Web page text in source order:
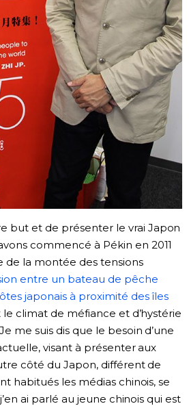
but et de présenter le vrai Japon
commencé à Pékin en 2011
la montée des tensions
entre un bateau de pêche
japonais à proximité des îles
le climat de méfiance et d’hystérie
me suis dis que le besoin d’une
visant à présenter aux
côté du Japon, différent de
habitués les médias chinois, se
ai parlé au jeune chinois qui est